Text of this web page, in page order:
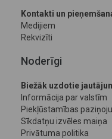
Kontakti un
Medijiem
Rekvizīti
Noderīgi
Biežāk uzdotie
Informācija par valstīm
Piekļūstamības
Sīkdatņu izvēles maiņa
Privātuma politika